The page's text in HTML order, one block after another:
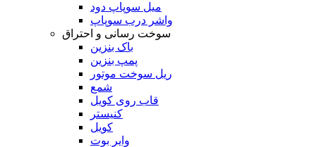
میل سوپاپ دود
واشر درب سوپاپ
سوخت رسانی و احتراق
باک بنزین
پمپ بنزین
ریل سوخت موتور
شمع
قاب روی کویل
کنیستر
کویل
وایر بوت